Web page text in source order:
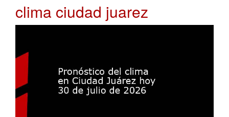
clima ciudad juarez